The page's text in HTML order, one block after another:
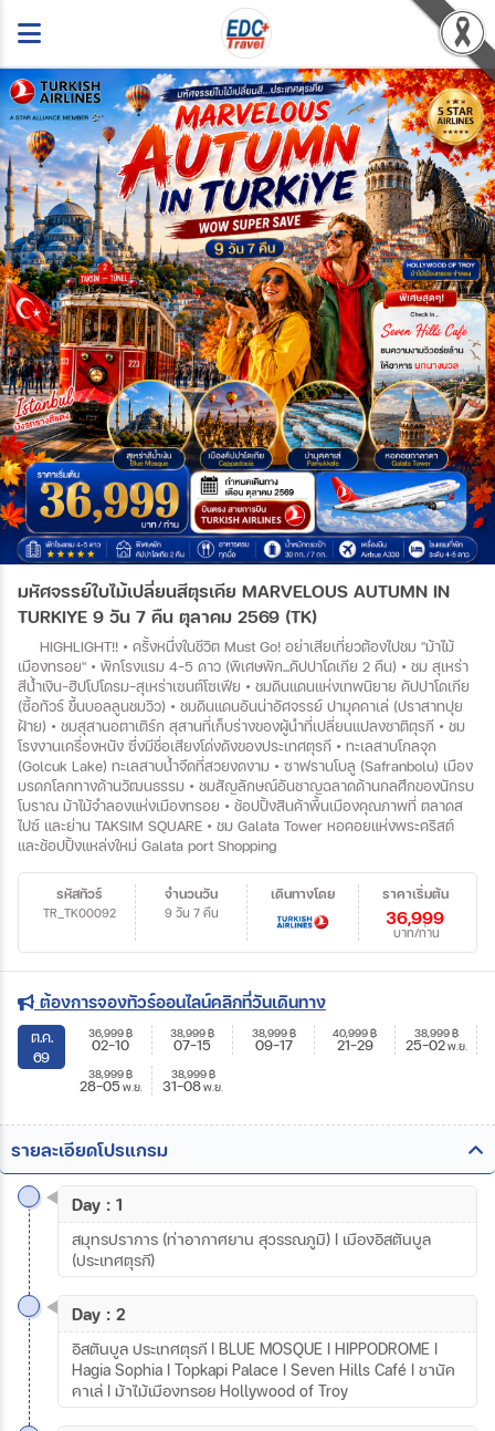
มหัศจรรย์ใบไม้เปลี่ยนสีตุรเคีย MARVELOUS AUTUMN IN
TURKIYE 9 วัน 7 คืน ตุลาคม 2569 (TK)
HIGHLIGHT!! • ครั้งหนึ่งในชีวิต Must Go! อย่าเสียเที่ยวต้องไปชม "ม้าไม้
เมืองทรอย" • พักโรงแรม 4-5 ดาว (พิเศษพัก...คัปปาโดเกีย 2 คืน) • ชม สุเหร่า
สีน้ำเงิน-ฮิปโปโดรม-สุเหร่าเซนต์โซเฟีย • ชมดินแดนแห่งเทพนิยาย คัปปาโดเกีย
(ซื้อทัวร์ ขึ้นบอลลูนชมวิว) • ชมดินแดนอันน่าอัศจรรย์ ปามุคคาเล่ (ปราสาทปุย
ฝ้าย) • ชมสุสานอตาเติร์ก สุสานที่เก็บร่างของผู้นำที่เปลี่ยนแปลงชาติตุรกี • ชม
โรงงานเครื่องหนัง ซึ่งมีชื่อเสียงโด่งดังของประเทศตุรกี • ทะเลสาบโกลจุก
(Golcuk Lake) ทะเลสาบน้ำจืดที่สวยงดงาม • ซาฟรานโบลู (Safranbolu) เมือง
มรดกโลกทางด้านวัฒนธรรม • ชมสัญลักษณ์อันชาญฉลาดด้านกลศึกของนักรบ
โบราณ ม้าไม้จำลองแห่งเมืองทรอย • ช้อปปิ้งสินค้าพื้นเมืองคุณภาพที่ ตลาดส
ไปซ์ และย่าน TAKSIM SQUARE • ชม Galata Tower หอคอยแห่งพระคริสต์
และช้อปปิ้งแหล่งใหม่ Galata port Shopping
รหัสทัวร์
TR_TK00092
จำนวนวัน
9 วัน 7 คืน
ราคาเริ่มต้น
36,999
บาท/ท่าน
เดินทางโดย
ต้องการจองทัวร์ออนไลน์คลิกที่วันเดินทาง
ต.ค.
69
36,999฿
02-10
38,999฿
07-15
38,999฿
09-17
40,999฿
21-29
38,999฿
25-02พ.ย.
38,999฿
28-05 พ.ย.
38,999฿
31-08พ.ย.
รายละเอียดโปรแกรม
Day : 1
สมุทรปราการ (ท่าอากาศยาน สุวรรณภูมิ) I เมืองอิสตันบูล
(ประเทศตุรกี)
Day : 2
อิสตันบูล ประเทศตุรกี I BLUE MOSQUE I HIPPODROME I
Hagia Sophia I Topkapi Palace I Seven Hills Café I ชานัค
คาเล่ I ม้าไม้เมืองทรอย Hollywood of Troy